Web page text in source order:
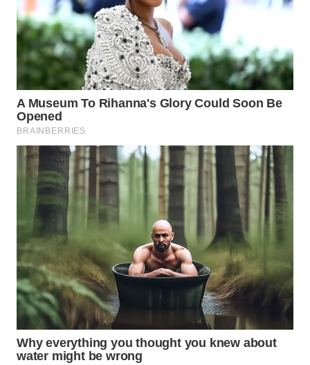
WN
LABUHANBATU
TAPANULI
TENGAH
SERDANG
WN
TEBING
TINGGI
WN
PAKPAK
WN
KARAWANG
WN